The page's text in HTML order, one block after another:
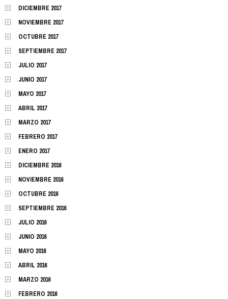
DICIEMBRE 2017
NOVIEMBRE 2017
OCTUBRE 2017
SEPTIEMBRE 2017
JULIO 2017
JUNIO 2017
MAYO 2017
ABRIL 2017
MARZO 2017
FEBRERO 2017
ENERO 2017
DICIEMBRE 2016
NOVIEMBRE 2016
OCTUBRE 2016
SEPTIEMBRE 2016
JULIO 2016
JUNIO 2016
MAYO 2016
ABRIL 2016
MARZO 2016
FEBRERO 2016